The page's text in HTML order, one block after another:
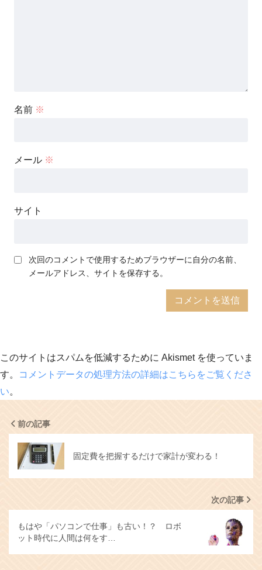
名前 ※
メール ※
サイト
次回のコメントで使用するためブラウザーに自分の名前、
メールアドレス、サイトを保存する。
このサイトはスパムを低減するために Akismet を使っていま
す。
コメントデータの処理方法の詳細はこちらをご覧くださ
い。
前の記事
固定費を把握するだけで家計が変わる！
次の記事
もはや「パソコンで仕事」も古い！？ ロボ
ット時代に人間は何をす…